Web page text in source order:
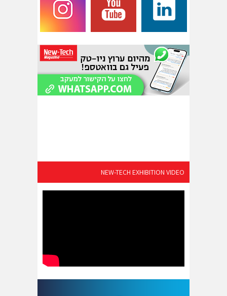
NEW-TECH EXHIBITION VIDEO